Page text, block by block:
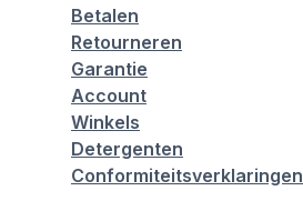
Betalen
Retourneren
Garantie
Account
Winkels
Detergenten
Conformiteitsverklaringen